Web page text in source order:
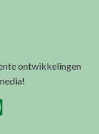
ontwikkelingen